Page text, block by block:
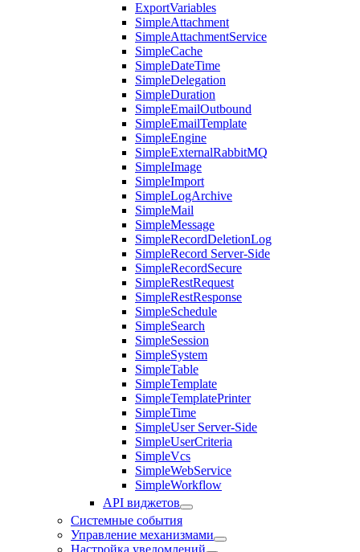
ExportVariables
SimpleAttachment
SimpleAttachmentService
SimpleCache
SimpleDateTime
SimpleDelegation
SimpleDuration
SimpleEmailOutbound
SimpleEmailTemplate
SimpleEngine
SimpleExternalRabbitMQ
SimpleImage
SimpleImport
SimpleLogArchive
SimpleMail
SimpleMessage
SimpleRecordDeletionLog
SimpleRecord Server-Side
SimpleRecordSecure
SimpleRestRequest
SimpleRestResponse
SimpleSchedule
SimpleSearch
SimpleSession
SimpleSystem
SimpleTable
SimpleTemplate
SimpleTemplatePrinter
SimpleTime
SimpleUser Server-Side
SimpleUserCriteria
SimpleVcs
SimpleWebService
SimpleWorkflow
API виджетов
Системные события
Управление механизмами
Настройка уведомлений